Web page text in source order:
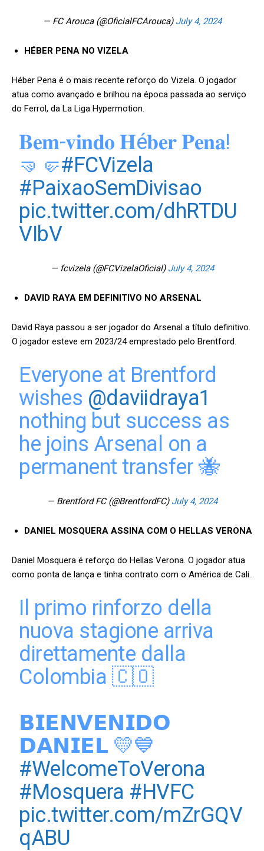
— FC Arouca (@OficialFCArouca) July 4, 2024
HÉBER PENA NO VIZELA
Héber Pena é o mais recente reforço do Vizela. O jogador
atua como avançado e brilhou na época passada ao serviço
do Ferrol, da La Liga Hypermotion.
𝐁𝐞𝐦-𝐯𝐢𝐧𝐝𝐨 𝐇é𝐛𝐞𝐫 𝐏𝐞𝐧𝐚!
🤜🤛#FCVizela
#PaixaoSemDivisao
pic.twitter.com/dhRTDU
VIbV
— fcvizela (@FCVizelaOficial) July 4, 2024
DAVID RAYA EM DEFINITIVO NO ARSENAL
David Raya passou a ser jogador do Arsenal a título definitivo.
O jogador esteve em 2023/24 emprestado pelo Brentford.
Everyone at Brentford
wishes @daviidraya1
nothing but success as
he joins Arsenal on a
permanent transfer 🐝
— Brentford FC (@BrentfordFC) July 4, 2024
DANIEL MOSQUERA ASSINA COM O HELLAS VERONA
Daniel Mosquera é reforço do Hellas Verona. O jogador atua
como ponta de lança e tinha contrato com o América de Cali.
Il primo rinforzo della
nuova stagione arriva
direttamente dalla
Colombia 🇨🇴
𝗕𝗜𝗘𝗡𝗩𝗘𝗡𝗜𝗗𝗢
𝗗𝗔𝗡𝗜𝗘𝗟 💛💙
#WelcomeToVerona
#Mosquera #HVFC
pic.twitter.com/mZrGQV
qABU